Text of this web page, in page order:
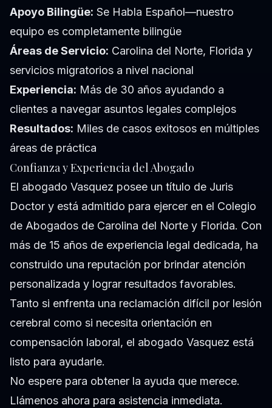
Apoyo Bilingüe: Se Habla Español—nuestro
equipo es completamente bilingüe
Áreas de Servicio: Carolina del Norte, Florida y
servicios migratorios a nivel nacional
Experiencia: Más de 30 años ayudando a
clientes a navegar asuntos legales complejos
Resultados: Miles de casos exitosos en múltiples
áreas de práctica
Confianza y Experiencia del Abogado
El abogado Vasquez posee un título de Juris
Doctor y está admitido para ejercer en el Colegio
de Abogados de Carolina del Norte y Florida. Con
más de 15 años de experiencia legal dedicada, ha
construido una reputación por brindar atención
personalizada y lograr resultados favorables.
Tanto si enfrenta una reclamación difícil por lesión
cerebral como si necesita orientación en
compensación laboral, el abogado Vasquez está
listo para ayudarle.
No espere para obtener la ayuda que merece.
Llámenos ahora para asistencia inmediata.